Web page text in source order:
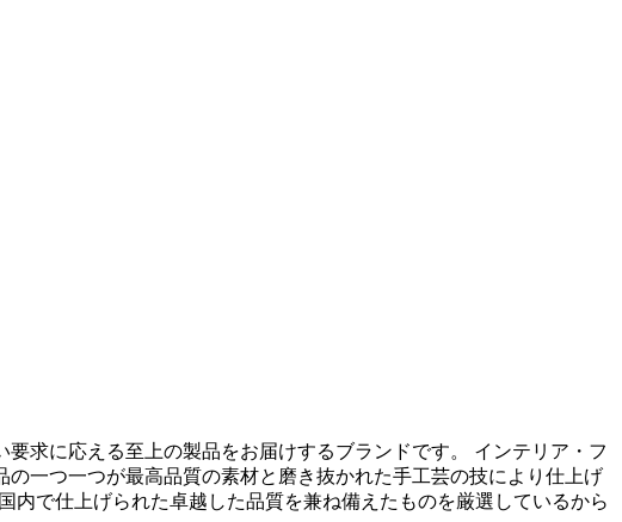
求に応える至上の製品をお届けするブランドです。 インテリア・フ
一つ一つが最高品質の素材と磨き抜かれた手工芸の技により仕上げ
で仕上げられた卓越した品質を兼ね備えたものを厳選しているから